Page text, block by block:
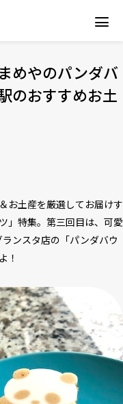
めやのパンダバ
のおすすめお土
お土産を厳選してお届けす
」特集。第三回目は、可愛
ンスタ店の「パンダバウ
！